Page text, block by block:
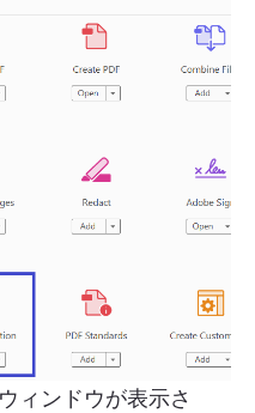
ィンドウが表示さ